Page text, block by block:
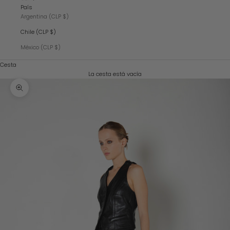
País
Argentina (CLP $)
Chile (CLP $)
México (CLP $)
Cesta
La cesta está vacía
Zoom